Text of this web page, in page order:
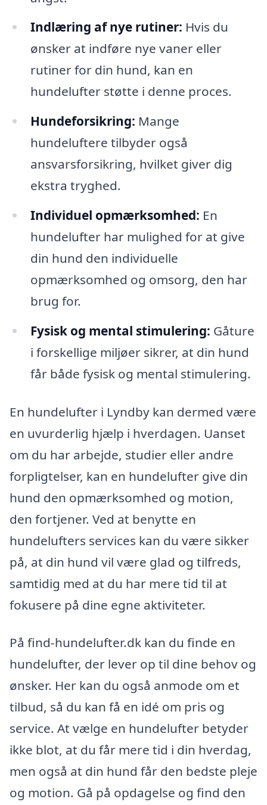
Indlæring af nye rutiner: Hvis du
ønsker at indføre nye vaner eller
rutiner for din hund, kan en
hundelufter støtte i denne proces.
Hundeforsikring: Mange
hundeluftere tilbyder også
ansvarsforsikring, hvilket giver dig
ekstra tryghed.
Individuel opmærksomhed: En
hundelufter har mulighed for at give
din hund den individuelle
opmærksomhed og omsorg, den har
brug for.
Fysisk og mental stimulering: Gåture
i forskellige miljøer sikrer, at din hund
får både fysisk og mental stimulering.
En hundelufter i Lyndby kan dermed være
en uvurderlig hjælp i hverdagen. Uanset
om du har arbejde, studier eller andre
forpligtelser, kan en hundelufter give din
hund den opmærksomhed og motion,
den fortjener. Ved at benytte en
hundelufters services kan du være sikker
på, at din hund vil være glad og tilfreds,
samtidig med at du har mere tid til at
fokusere på dine egne aktiviteter.
På find-hundelufter.dk kan du finde en
hundelufter, der lever op til dine behov og
ønsker. Her kan du også anmode om et
tilbud, så du kan få en idé om pris og
service. At vælge en hundelufter betyder
ikke blot, at du får mere tid i din hverdag,
men også at din hund får den bedste pleje
og motion. Gå på opdagelse og find den